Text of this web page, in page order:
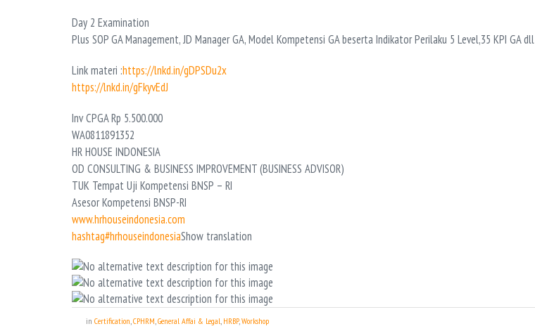
Day 2 Examination
Plus SOP GA Management, JD Manager GA, Model Kompetensi GA beserta Indikator Perilaku 5 Level,35 KPI GA dll
Link materi :https://lnkd.in/gDPSDu2x
https://lnkd.in/gFkyvEdJ
Inv CPGA Rp 5.500.000
WA0811891352
HR HOUSE INDONESIA
OD CONSULTING & BUSINESS IMPROVEMENT (BUSINESS ADVISOR)
TUK Tempat Uji Kompetensi BNSP – RI
Asesor Kompetensi BNSP-RI
www.hrhouseindonesia.com
hashtag#hrhouseindonesiaShow translation
in Certification CPHRM General Affai & Legal HRBP, Workshop